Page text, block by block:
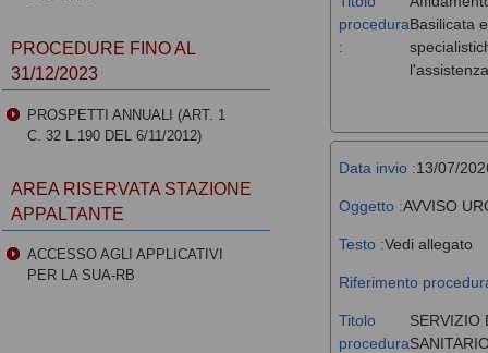
procedura
:
Basilicata
Data invio :13/07/
Oggetto :AVVISO
Testo :Vedi allegato
Riferimento
Titolo
procedura
SERVIZIO
PROCEDURE FINO AL
31/12/2023
PROSPETTI ANNUALI (ART. 1
C. 32 L.190 DEL 6/11/2012)
AREA RISERVATA STAZIONE
APPALTANTE
ACCESSO AGLI APPLICATIVI
PER LA SUA-RB